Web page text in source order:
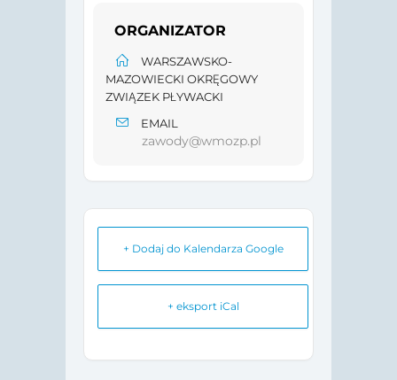
ORGANIZATOR
WARSZAWSKO-
MAZOWIECKI OKRĘGOWY
ZWIĄZEK PŁYWACKI
EMAIL
zawody@wmozp.pl
+ Dodaj do Kalendarza Google
+ eksport iCal